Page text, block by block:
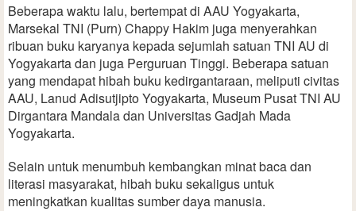
Beberapa waktu lalu, bertempat di AAU Yogyakarta,
Marsekal TNI (Purn) Chappy Hakim juga menyerahkan
ribuan buku karyanya kepada sejumlah satuan TNI AU di
Yogyakarta dan juga Perguruan Tinggi. Beberapa satuan
yang mendapat hibah buku kedirgantaraan, meliputi civitas
AAU, Lanud Adisutjipto Yogyakarta, Museum Pusat TNI AU
Dirgantara Mandala dan Universitas Gadjah Mada
Yogyakarta.
Selain untuk menumbuh kembangkan minat baca dan
literasi masyarakat, hibah buku sekaligus untuk
meningkatkan kualitas sumber daya manusia.